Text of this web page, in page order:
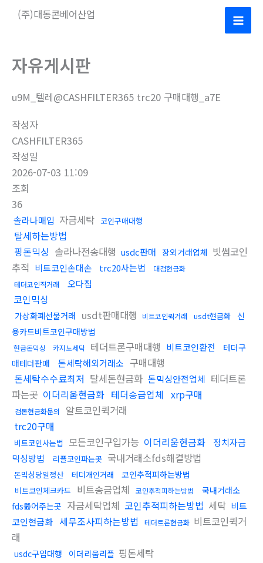
(주)대동콘베어산업
Main
자유게시판
u9M_텔레@CASHFILTER365 trc20 구매대행_a7E
작성자
CASHFILTER365
작성일
2026-07-03 11:09
조회
36
솔라나매입 자금세탁 코인구매대행
탈세하는방법
핑돈믹싱 솔라나전송대행 usdc판매 장외거래업체 빗썸코인
추적 비트코인손대손 trc20사는법
대검현금화
테더코인직거래
오다집
코인믹싱
가상화폐선물거래 usdt판매대행 비트코인퀵거래 usdt현금화
신
용카드비트코인구매방법
현금돈믹싱 카지노세탁 테더트론구매대행 비트코인환전
테더구
매테더판매
돈세탁해외거래소 구매대행
돈세탁수수료최저 탈세돈현금화 돈믹싱안전업체 테더트론
파는곳 이더리움현금화 테더송금업체 xrp구매
검돈현금화문의
알트코인퀵거래
trc20구매
비트코인사는법 모든코인구입가능 이더리움현금화
정치자금
믹싱방법
리플코인파는곳 국내거래소fds해결방법
돈믹싱당일정산 테더개인거래 코인추적피하는방법
비트코인체크카드 비트송금업체 코인추적피하는방법
국내거래소
fds뚫어주는곳 자금세탁업체 코인추적피하는방법 세탁 비트
코인현금화 세무조사피하는방법 테더트론현금화 비트코인퀵거
래
usdc구입대행 이더리움리플 핑돈세탁